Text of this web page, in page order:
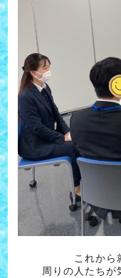
これから
周りの人たちが